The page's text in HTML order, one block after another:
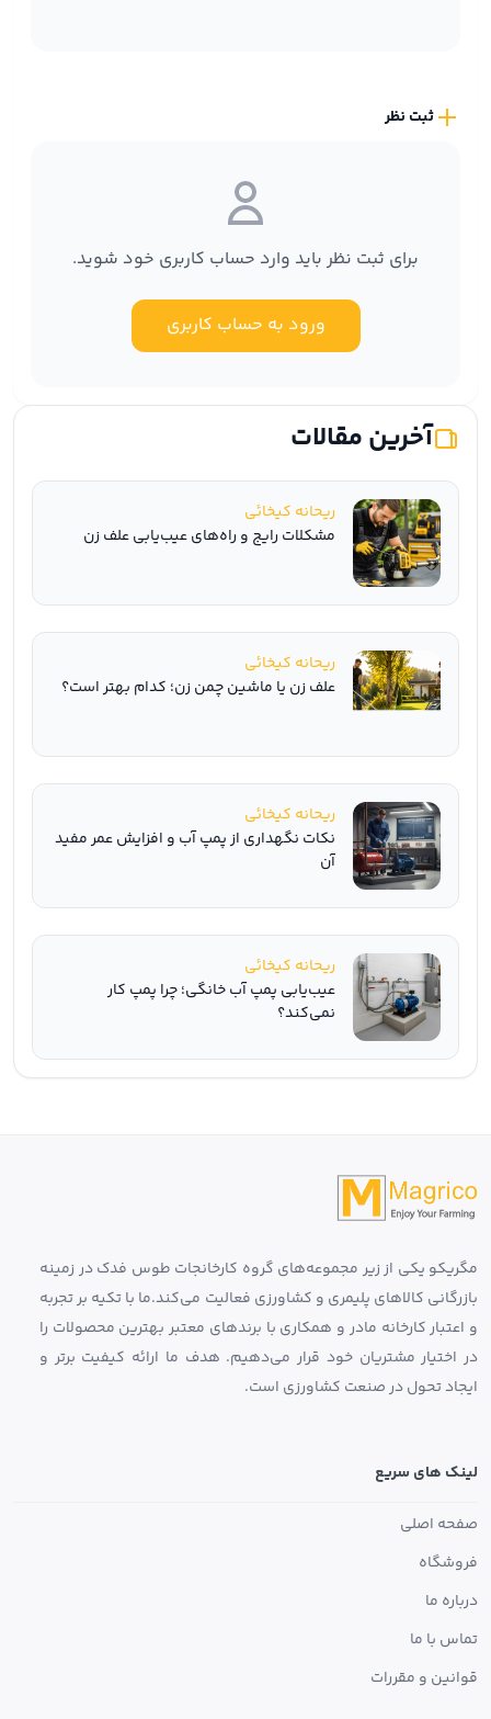
آخرین مقالات
ریحانه کیخائی
مشکلات رایج و راه‌های عیب‌یابی علف زن
ریحانه کیخائی
علف زن یا ماشین چمن زن؛ کدام بهتر است؟
ریحانه کیخائی
نکات نگهداری از پمپ آب و افزایش عمر مفید
آن
ریحانه کیخائی
عیب‌یابی پمپ آب خانگی؛ چرا پمپ کار
نمی‌کند؟
ثبت نظر
برای ثبت نظر باید وارد حساب کاربری خود شوید.
ورود به حساب کاربری
مگریکو یکی از زیر مجموعه‌های گروه کارخانجات طوس فدک در زمینه
بازرگانی کالاهای پلیمری و کشاورزی فعالیت می‌کند.ما با تکیه بر تجربه
و اعتبار کارخانه مادر و همکاری با برندهای معتبر بهترین محصولات را
در اختیار مشتریان خود قرار می‌دهیم. هدف ما ارائه کیفیت برتر و
ایجاد تحول در صنعت کشاورزی است.
لینک های سریع
صفحه اصلی
فروشگاه
درباره ما
تماس با ما
قوانین و مقررات